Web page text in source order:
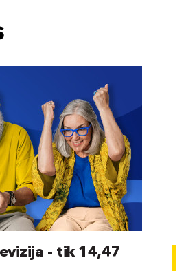
- tik 14,47